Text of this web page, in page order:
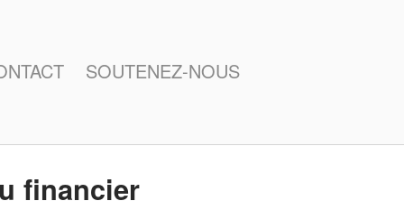
SOUTENEZ-NOUS
financier